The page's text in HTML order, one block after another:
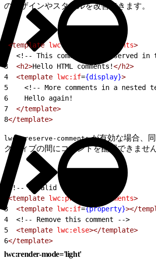
のデザインやスタイルを改善できます。
<template lwc:preserve-comments>
<!-- This comment is preserved in
3
  <h2>
Hello HTML comments!</h2>
4
  <template
lwc:if={display}>
5
<!-- More comments in a nested
6
    Hello again!
7
  </template>
8</template>
lwc:preserve-commentsが有効な場合、
クティブの間にコメントを配置できません
<!-- Invalid -->
<template lwc:preserve-comments>
3
  <template
lwc:if={property}></
4
<!-- Remove this comment -->
5
  <template
lwc:else></template>
6</template>
lwc:render-mode='light'